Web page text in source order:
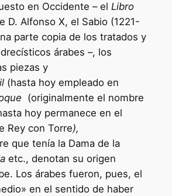
en Occidente – el Libro
D. Alfonso X, el Sabio (1221-
parte copia de los tratados y
árabes –, los
piezas y
(hasta hoy empleado en
(originalmente el nombre
hoy permanece en el
Rey con Torre),
que tenía la Dama de la
etc., denotan su origen
Los árabes fueron, pues, el
en el sentido de haber